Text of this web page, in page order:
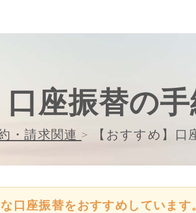
口座振替の
・請求関連 > 【おすすめ】
口座振替をおすすめしています